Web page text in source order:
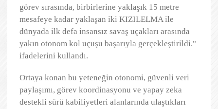
görev sırasında, birbirlerine yaklaşık 15 metre
mesafeye kadar yaklaşan iki KIZILELMA ile
dünyada ilk defa insansız savaş uçakları arasında
yakın otonom kol uçuşu başarıyla gerçekleştirildi."
ifadelerini kullandı.
Ortaya konan bu yeteneğin otonomi, güvenli veri
paylaşımı, görev koordinasyonu ve yapay zeka
destekli sürü kabiliyetleri alanlarında ulaştıkları